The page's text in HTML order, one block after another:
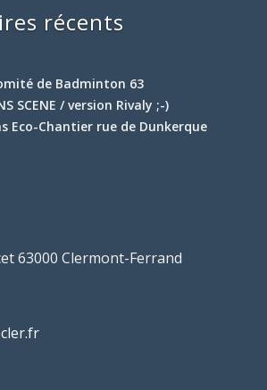
récents
de Badminton 63
SCENE / version Rivaly ;-)
Eco-Chantier rue de Dunkerque
63000 Clermont-Ferrand